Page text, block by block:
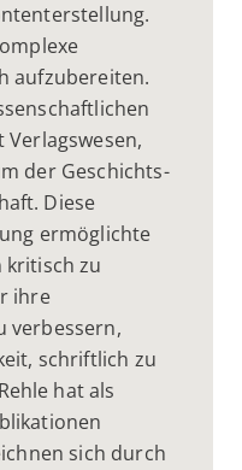
aufzubereiten.
der Geschichts-
Diese
ermöglichte
kritisch zu
ihre
verbessern,
schriftlich zu
hat als
sich durch